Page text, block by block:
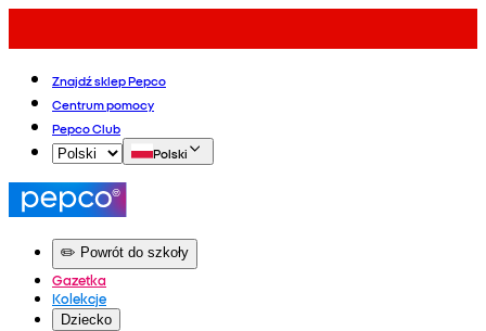
Znajdź sklep Pepco
Centrum pomocy
Pepco Club
Polski
✏️ Powrót do szkoły
Gazetka
Kolekcje
Dziecko